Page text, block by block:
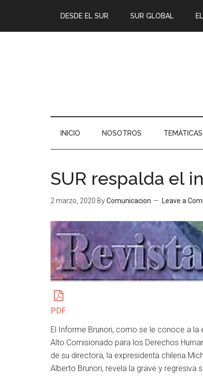
DESDE EL SUR SUR GLOBAL
INICIO NOSOTROS TEMÁTICAS
SUR respalda el
2 marzo, 2020 ByComunicacion Leave a
PDF
El Informe Brunori, como se le conoce a
Alto Comisionado para los Derechos
de su directora, la expresidenta chilena
Alberto Brunori, revela la grave y regresiva